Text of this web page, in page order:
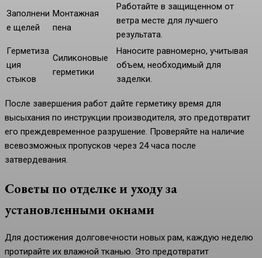
Заполнени
е щелей
Монтажная
пена
Работайте в защищенном от
ветра месте для лучшего
результата.
Герметиза
ция
стыков
Силиконовые
герметики
Наносите равномерно, учитывая
объем, необходимый для
заделки.
После завершения работ дайте герметику время для
высыхания по инструкции производителя, это предотвратит
его преждевременное разрушение. Проверяйте на наличие
всевозможных пропусков через 24 часа после
затвердевания.
Советы по отделке и уходу за
установленными окнами
Для достижения долговечности новых рам, каждую неделю
протирайте их влажной тканью. Это предотвратит